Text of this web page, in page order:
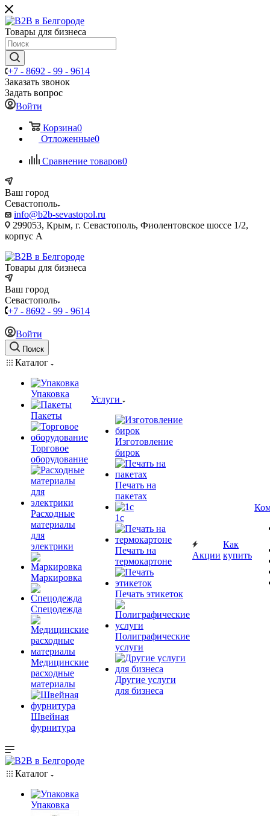
Товары для бизнеса
+7 - 8692 - 99 - 9614
Заказать звонок
Задать вопрос
Войти
Корзина0
Отложенные0
Сравнение товаров0
Ваш город
Севастополь
info@b2b-sevastopol.ru
299053, Крым, г. Севастополь, Фиолентовское шоссе 1/2,
корпус А
Товары для бизнеса
Ваш город
Севастополь
+7 - 8692 - 99 - 9614
Войти
Поиск
Каталог
Упаковка
Пакеты
Торговое
оборудование
Расходные
материалы
для
электрики
Маркировка
Спецодежда
Медицинские
расходные
материалы
Швейная
фурнитура
Услуги
Изготовление
бирок
Печать на
пакетах
1c
Печать на
термокартоне
Печать этикеток
Полиграфические
услуги
Другие услуги
для бизнеса
Акции
Как
купить
Каталог
Упаковка